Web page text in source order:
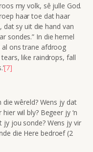
my volk, sê julle God.
haar toe dat haar
dat sy uit die hand van
sondes.” In die hemel
al ons trane afdroog
tears, like raindrops, fall
[7]
wêreld? Wens jy dat
wil bly? Begeer jy ‘n
jy jou sonde? Wens jy vir
die Here bedroef (2